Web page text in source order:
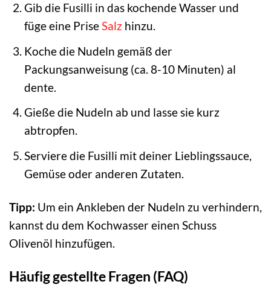
Gib die Fusilli in das kochende Wasser und
füge eine PriseSalz hinzu.
Koche die Nudeln gemäß der
Packungsanweisung (ca. 8-10 Minuten) al
dente.
Gieße die Nudeln ab und lasse sie kurz
abtropfen.
Serviere die Fusilli mit deiner Lieblingssauce,
Gemüse oder anderen Zutaten.
Tipp: Um ein Ankleben der Nudeln zu verhindern,
kannst du dem Kochwasser einen Schuss
Olivenöl hinzufügen.
Häufig gestellte Fragen (FAQ)